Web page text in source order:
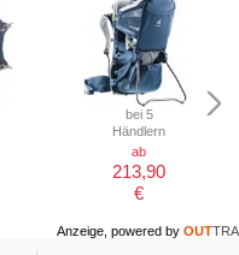
bei 5
Händlern
ab
213,90
€
Anzeige, powered by OUTTRA